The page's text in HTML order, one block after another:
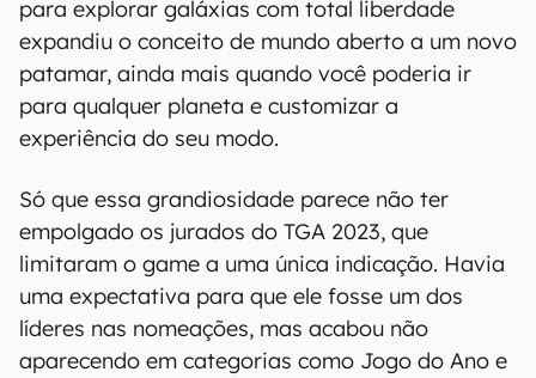
para explorar galáxias com total liberdade
expandiu o conceito de mundo aberto a um novo
patamar, ainda mais quando você poderia ir
para qualquer planeta e customizar a
experiência do seu modo.
Só que essa grandiosidade parece não ter
empolgado os jurados do TGA 2023, que
limitaram o game a uma única indicação. Havia
uma expectativa para que ele fosse um dos
líderes nas nomeações, mas acabou não
aparecendo em categorias como Jogo do Ano e